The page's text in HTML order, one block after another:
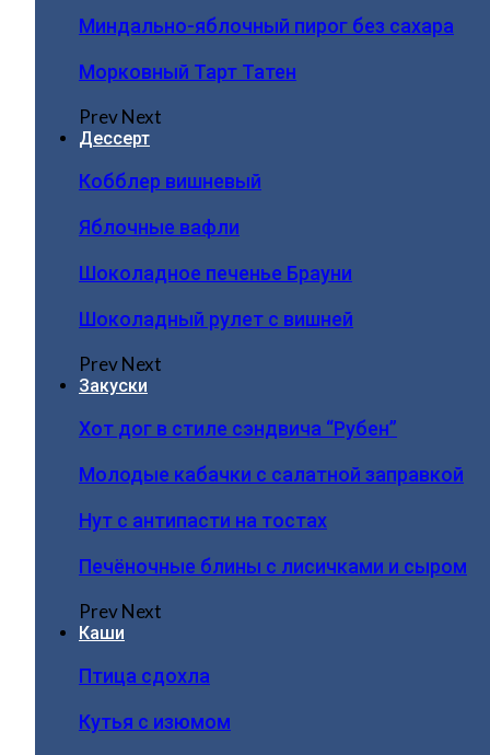
Миндально-яблочный пирог без сахара
Морковный Тарт Татен
PrevNext
Дессерт
Кобблер вишневый
Яблочные вафли
Шоколадное печенье Брауни
Шоколадный рулет с вишней
PrevNext
Закуски
Хот дог в стиле сэндвича “Рубен”
Молодые кабачки с салатной заправкой
Нут с антипасти на тостах
Печёночные блины с лисичками и сыром
PrevNext
Каши
Птица сдохла
Кутья с изюмом